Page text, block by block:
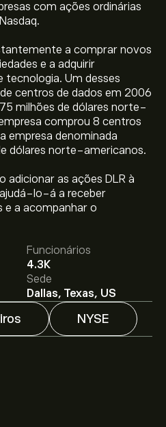
com ações ordinárias
a comprar novos
e a adquirir
tecnologia. Um desses
centros de dados em 2006
milhões de dólares norte-
comprou 8 centros
empresa denominada
dólares norte-americanos.
adicionar as ações DLR à
ajudá-lo-á a receber
a acompanhar o
Funcionários
4.3K
Sede
Dallas, Texas, US
NYSE
Realty Trust Inc é
para previsões detalhadas de
para Digital Realty
de mercado,
de crescimento.
recente para os movimentos
Digital Realty Trust Inc é